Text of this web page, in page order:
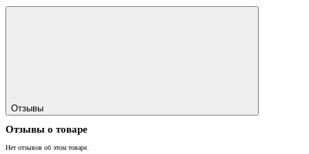
Отзывы
Отзывы о товаре
Нет отзывов об этом товаре.